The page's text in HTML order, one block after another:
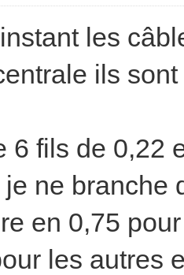
les
ils
6 fils de 0,22
ne branche
en 0,75
les autres